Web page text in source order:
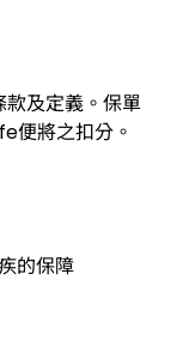
及定義。保單
便將之扣分。
的保障